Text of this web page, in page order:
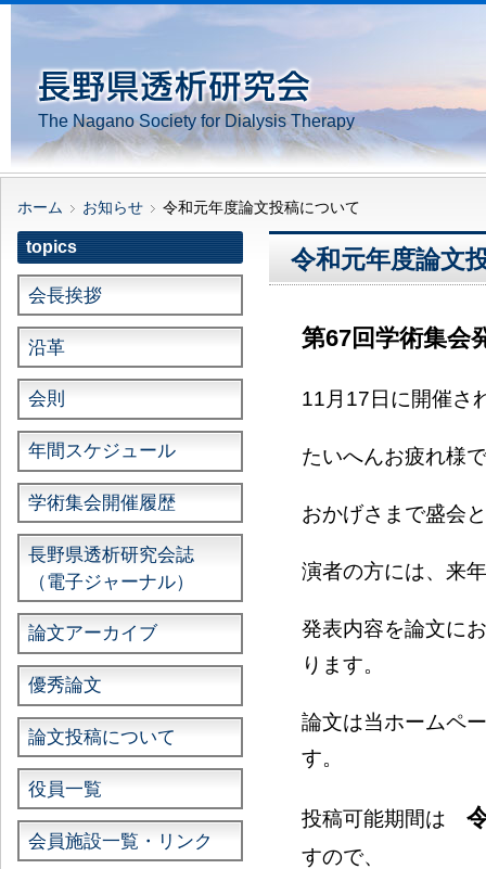
The Nagano Society for Dialysis Therapy
ホーム お知らせ 令和元年度論文投稿について
令和元年度論文
第67回学術集会
11月17日に開催さ
たいへんお疲れ様
おかげさまで盛会
演者の方には、来
発表内容を論文に
ります。
論文は当ホームペ
す。
投稿可能期間は
すので、
topics
会長挨拶
沿革
会則
年間スケジュール
学術集会開催履歴
長野県透析研究会誌
（電子ジャーナル）
論文アーカイブ
優秀論文
論文投稿について
役員一覧
会員施設一覧・リンク